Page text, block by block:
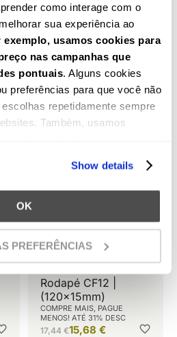
como interage com o
sua experiência ao
exemplo, usamos cookies para
nas campanhas que
pontuais . Alguns cookies
preferências para que você não
repetidamente sempre
Também, usamos
específico, tais como vídeos
Podemos empregar o que
comportamento no(s) nosso(s)
anúncios direcionados em
um esforço para “apresentar”
para você e conseguir o
Show details
OK
PREFERÊNCIAS
Rodapé CF10 LED |
(60x20mm)
COMPRE MAIS, PAGUE
MENOS! Desde 7.09€
9,10
Rodapé CF12 |
(120x15mm)
COMPRE MAIS, PAGUE
MENOS! ATÉ 31% DESC
17,44 €15,68 €